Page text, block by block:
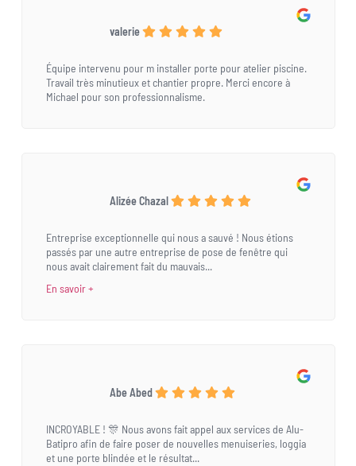
valerie
Équipe intervenu pour m installer porte pour atelier piscine.
Travail très minutieux et chantier propre. Merci encore à
Michael pour son professionnalisme.
Alizée Chazal
Entreprise exceptionnelle qui nous a sauvé ! Nous étions
passés par une autre entreprise de pose de fenêtre qui
nous avait clairement fait du mauvais...
En savoir +
Abe Abed
INCROYABLE ! 🎊 Nous avons fait appel aux services de Alu-
Batipro afin de faire poser de nouvelles menuiseries, loggia
et une porte blindée et le résultat...